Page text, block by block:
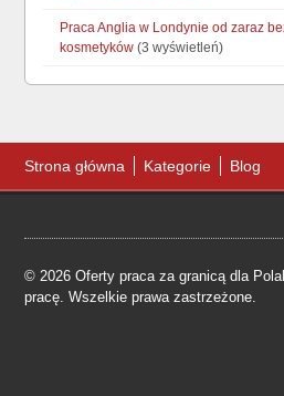
Praca Anglia w Londynie od zaraz
kosmetyków (3 wyświetleń)
Strona główna Kategorie Blog
© 2026 Oferty praca za granicą dla
pracę. Wszelkie prawa zastrzeżone.